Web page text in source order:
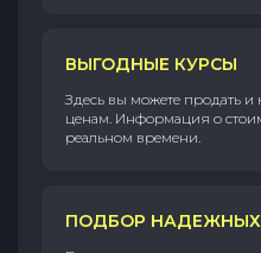
ВЫГОДНЫЕ КУРСЫ
Здесь вы можете продать
ценам. Информация о
реальном времени.
ПОДБОР